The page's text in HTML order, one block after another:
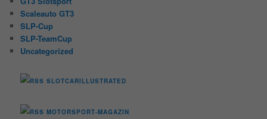
Scaleauto GT3
SLP-Cup
SLP-TeamCup
Uncategorized
SLOTCARILLUSTRATED
MOTORSPORT-MAGAZIN